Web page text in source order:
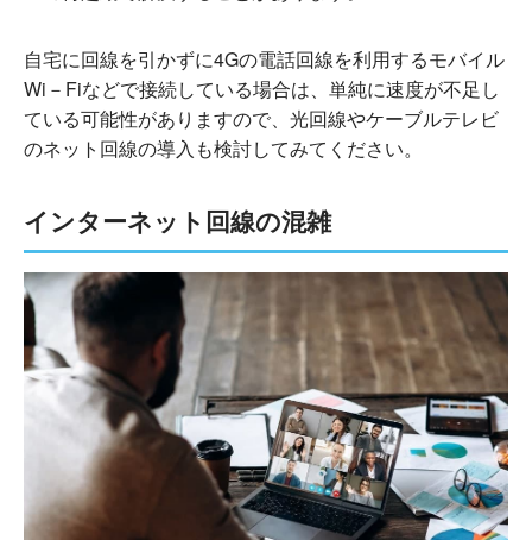
自宅に回線を引かずに4Gの電話回線を利用するモバイル
Wi－Fiなどで接続している場合は、単純に速度が不足し
ている可能性がありますので、光回線やケーブルテレビ
のネット回線の導入も検討してみてください。
インターネット回線の混雑